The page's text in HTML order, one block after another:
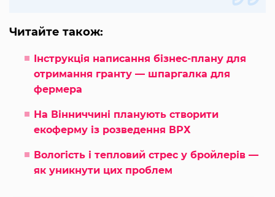
Читайте також:
Інструкція написання бізнес-плану для
отримання гранту — шпаргалка для
фермера
На Вінниччині планують створити
екоферму із розведення ВРХ
Вологість і тепловий стрес у бройлерів —
як уникнути цих проблем